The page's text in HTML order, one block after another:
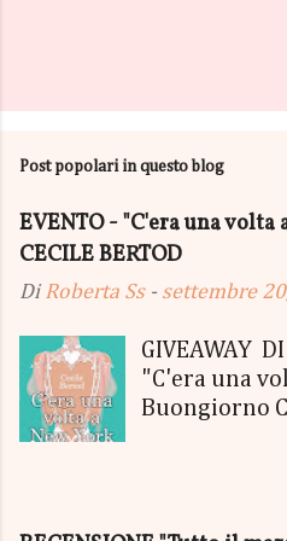
Post popolari in questo blog
EVENTO - "C'era una volta
CECILE BERTOD
DiRoberta Ss - settembre
GIVEAWAY
"C'era una
Buongiorno
lanciamo il